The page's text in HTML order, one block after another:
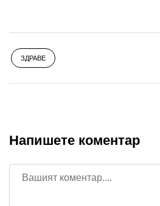
ЗДРАВЕ
Напишете коментар